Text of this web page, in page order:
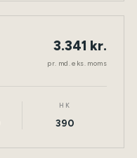
TØNDER
3.341 kr.
pr. md. eks. moms
HK
390